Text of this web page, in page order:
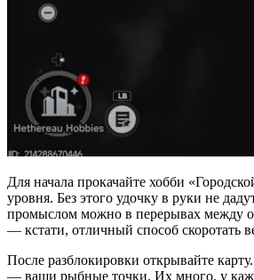
Для начала прокачайте хобби
уровня. Без этого удочку в руки не
промыслом можно в перерывах между
— кстати, отличный способ скоротать
После разблокировки открывайте
— ваши рыбные точки. Их много, у